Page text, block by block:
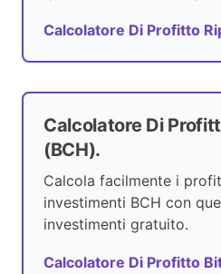
Calcolatore Di Profitto
Calcolatore Di
(BCH).
Calcola facilmente i
investimenti BCH con
investimenti gratuito.
Calcolatore Di Profitto